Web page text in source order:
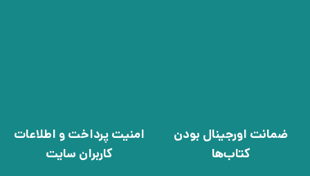
ضمانت اورجینال بودن
کتاب‌ها
امنیت پرداخت و اطلاعات
کاربران سایت